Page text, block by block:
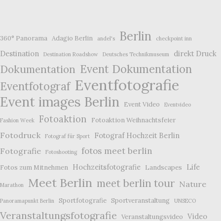
360° Panorama Adagio Berlin andel's Berlin checkpoint inn
Destination Destination Roadshow Deutsches Technikmuseum direkt Druck
Dokumentation Event Dokumentation
Eventfotograf Eventfotografie
Event images Berlin Event Video Eventvideo
Fashion Week Fotoaktion Fotoaktion Weihnachtsfeier
Fotodruck Fotograf für Sport Fotograf Hochzeit Berlin
Fotografie Fotoshooting fotos meet berlin
Fotos zum Mitnehmen Hochzeitsfotografie Landscapes Life
Marathon Meet Berlin meet berlin tour Nature
Panoramapunkt Berlin Sportfotografie Sportveranstaltung UNSECO
Veranstaltungsfotografie Veranstaltungsvideo Video